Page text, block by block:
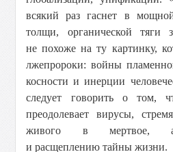
всякий раз гаснет в
толщи, органической
не похоже на ту картинку,
лжепророки: войны
косности и инерции
следует говорить о том,
преодолевает вирусы,
живого в мертвое,
и расщеплению тайны жизни.